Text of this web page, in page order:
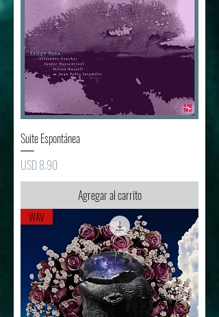
Suite Espontánea
Precio
USD 8.90
Agregar al carrito
WAV